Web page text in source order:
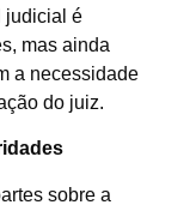
judicial é
mas ainda
a necessidade
do juiz.
sobre a